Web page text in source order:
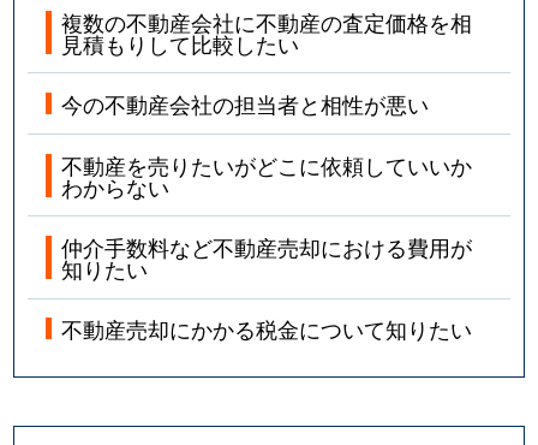
複数の不動産会社に不動産の査定価格を相
見積もりして比較したい
今の不動産会社の担当者と相性が悪い
不動産を売りたいがどこに依頼していいか
わからない
仲介手数料など不動産売却における費用が
知りたい
不動産売却にかかる税金について知りたい